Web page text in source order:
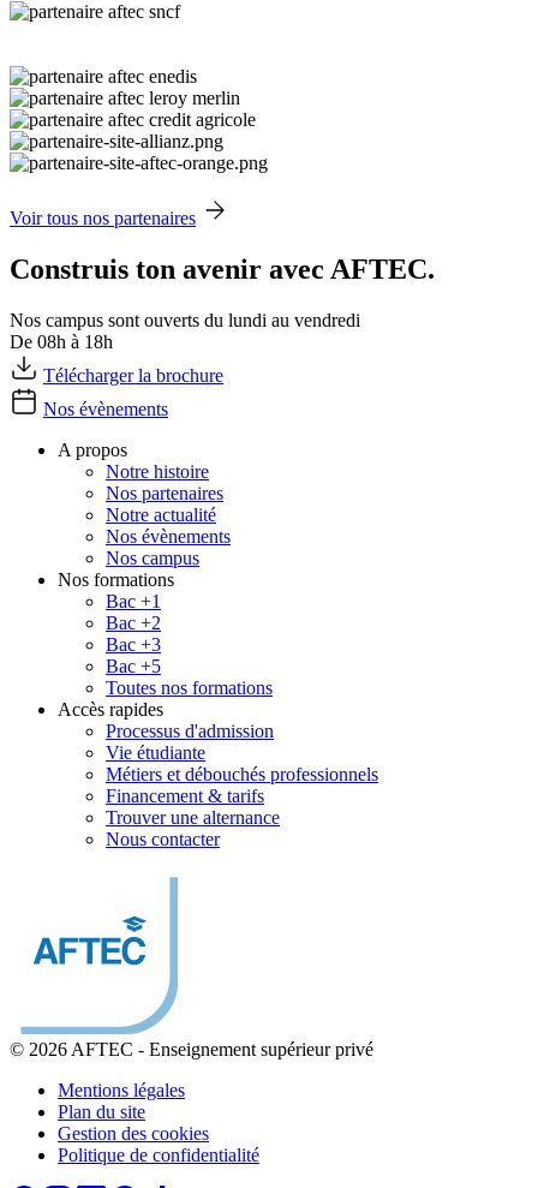
Voir tous nos partenaires
Construis ton avenir avec AFTEC.
Nos campus sont ouverts du lundi au vendredi
De 08h à 18h
Télécharger la brochure
Nos évènements
A propos
Notre histoire
Nos partenaires
Notre actualité
Nos évènements
Nos campus
Nos formations
Bac +1
Bac +2
Bac +3
Bac +5
Toutes nos formations
Accès rapides
Processus d'admission
Vie étudiante
Métiers et débouchés professionnels
Financement & tarifs
Trouver une alternance
Nous contacter
© 2026 AFTEC - Enseignement supérieur privé
Mentions légales
Plan du site
Gestion des cookies
Politique de confidentialité